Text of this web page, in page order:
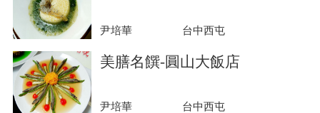
尹培華 台中西屯
美膳名饌-圓山大飯店
尹培華 台中西屯